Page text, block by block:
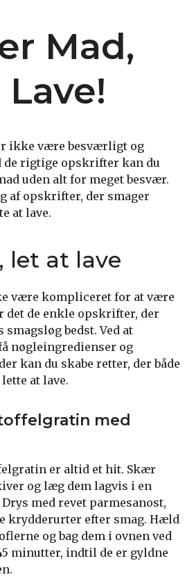
Mad,
ikke være besværligt og
rigtige opskrifter kan du
uden alt for meget besvær.
af opskrifter, der smager
at lave.
let at lave
være kompliceret for at være
det de enkle opskrifter, der
bedst. Ved at
nøgleingredienser og
kan du skabe retter, der både
at lave.
med
er altid et hit. Skær
og læg dem lagvis i en
med revet parmesanost,
krydderurter efter smag. Hæld
og bag dem i ovnen ved
minutter, indtil de er gyldne